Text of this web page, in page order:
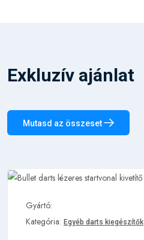
Exkluzív ajánlat
Mutasd az összeset
Gyártó:
Kategória: Egyéb darts kiegészítők